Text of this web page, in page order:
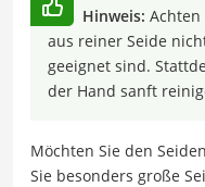
Hinweis: Achten
aus reiner Seide
geeignet sind.
der Hand sanft
Möchten Sie den
Sie besonders große